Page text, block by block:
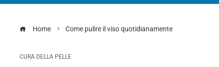
Home Come pulire il viso quotidianamente
CURA DELLA PELLE